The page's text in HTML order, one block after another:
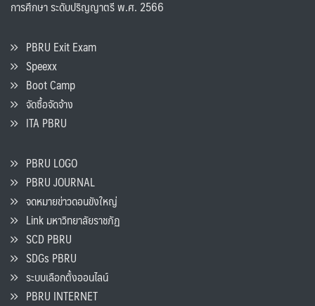
การศึกษา ระดับปริญญาตรี พ.ศ. 2566
PBRU Exit Exam
Speexx
Boot Camp
จัดซื้อจัดจ้าง
ITA PBRU
PBRU LOGO
PBRU JOURNAL
จดหมายข่าวดอนขังใหญ่
Link มหาวิทยาลัยราชภัฏ
SCD PBRU
SDGs PBRU
ระบบเลือกตั้งออนไลน์
PBRU INTERNET